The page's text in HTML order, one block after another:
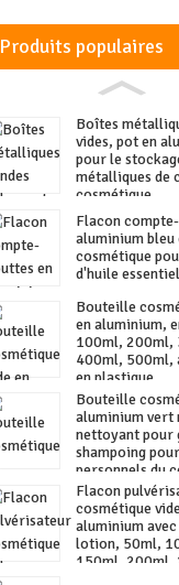
Produits populaires
Boîtes
vides, pot en
pour le
métalliques de
cosmétique
Flacon
aluminium bleu
cosmétique
d'huile
Bouteille
en aluminium,
100ml, 200ml,
400ml, 500ml,
en plastique
Bouteille
aluminium vert
nettoyant pour
shampoing
personnels du
Flacon
cosmétique
aluminium
lotion, 50ml,
150ml, 200ml,